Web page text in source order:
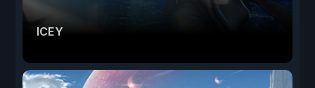
ICEY